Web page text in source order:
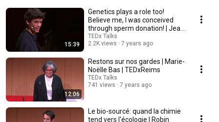
15:39
Genetics plays a role too!
Believe me, I was conceived
through sperm donation! | Jean
Meyer | TED...
TEDx Talks
2.2K views
7 years ago
12:06
Restons sur nos gardes | Marie-
Noëlle Bas | TEDxReims
TEDx Talks
741 views
7 years ago
Le bio-sourcé: quand la chimie
tend vers l'écologie | Robin